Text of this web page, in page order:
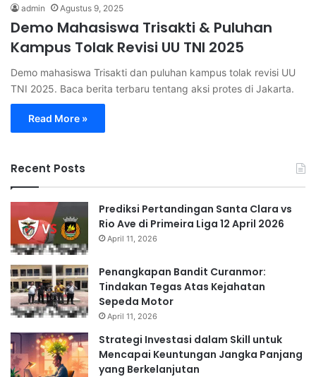
admin Agustus 9, 2025
Demo Mahasiswa Trisakti & Puluhan
Kampus Tolak Revisi UU TNI 2025
Demo mahasiswa Trisakti dan puluhan kampus tolak revisi UU
TNI 2025. Baca berita terbaru tentang aksi protes di Jakarta.
Read More »
Recent Posts
Prediksi Pertandingan Santa Clara vs
Rio Ave di Primeira Liga 12 April 2026
April 11, 2026
Penangkapan Bandit Curanmor:
Tindakan Tegas Atas Kejahatan
Sepeda Motor
April 11, 2026
Strategi Investasi dalam Skill untuk
Mencapai Keuntungan Jangka Panjang
yang Berkelanjutan